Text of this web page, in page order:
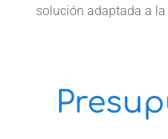
solución adaptada a